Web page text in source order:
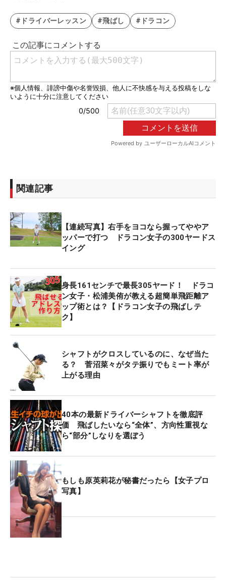
#ドライバーレッスン #飛ばし #ドラコン
関連記事
【連続写真】右手をヨコなら握ってややア
ッパーで打つ ドラコン女子の300ヤードス
イング
身長161センチで最長305ヤード！ ドラコ
ン女子・松浦美侑が教える超簡単飛距離ア
ップ術とは？【ドラコン女子の飛ばしテ
ク】
シャフトがクロスしているのに、なぜ当た
る？ 菅沼菜々がタテ振りでもミート率が
上がる理由
40本の最新ドライバーシャフトを徹底評
価 飛ばしたいなら“全体”、方向性重視な
ら“部分”しなりを選ぼう
もしも原英莉花が秘書だったら【女子プロ
写真】